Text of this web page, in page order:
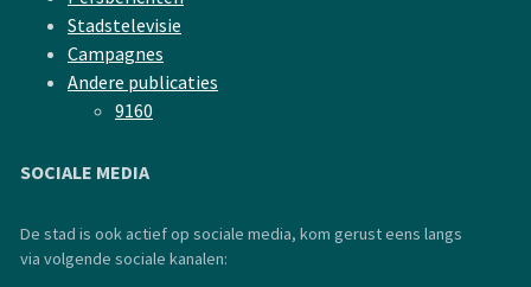
Stadstelevisie
Campagnes
Andere publicaties
9160
SOCIALE MEDIA
De stad is ook actief op sociale media, kom gerust eens langs
via volgende sociale kanalen: